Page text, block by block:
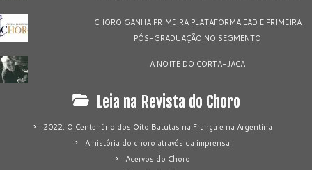
CHORO GANHA PRIMEIRA PLATAFORMA EAD E PRIMEIRA
PÓS-GRADUAÇÃO NO SEGMENTO
A NOITE DO CORTA-JACA
Leia na Revista do Choro
2022: O Centenário dos Oito Batutas na França e na Argentina
A história do choro através da imprensa
Acervos do Choro